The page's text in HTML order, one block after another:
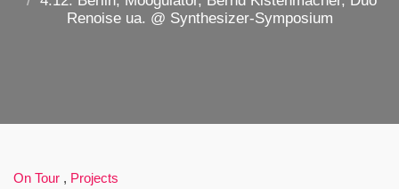
Renoise ua. @ Synthesizer-Symposium
On Tour , Projects